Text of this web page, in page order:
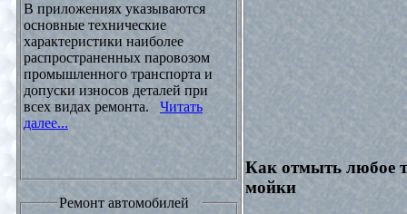
В приложениях указываются
основные технические
характеристики наиболее
распространенных паровозом
промышленного транспорта и
допуски износов деталей при
всех видах ремонта. Читать
далее...
Ремонт автомобилей
Как отмыть любое
мойки